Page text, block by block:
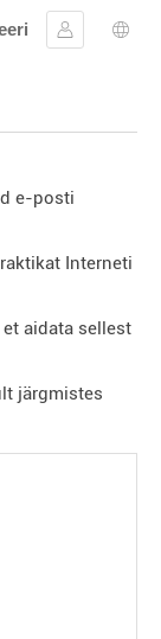
Logi sisse
e-posti
Interneti
aidata sellest
järgmistes